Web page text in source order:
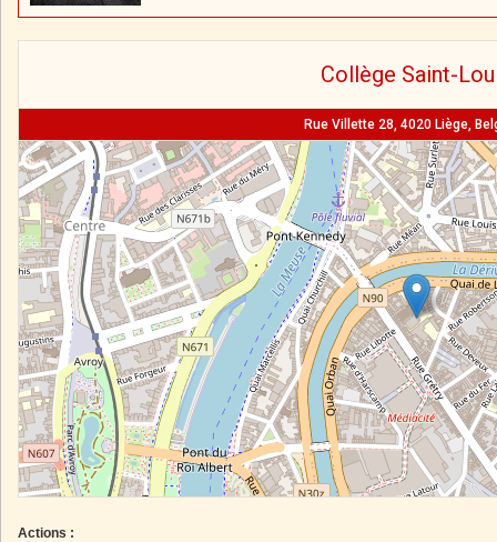
Collège Saint-
Rue Villette 28, 4020 Liège,
Actions :